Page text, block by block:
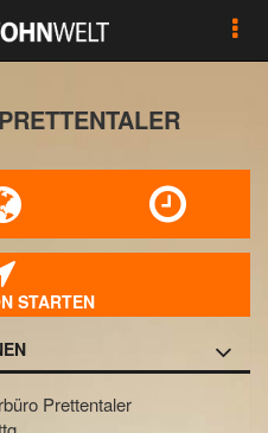
STARTEN
Prettentaler